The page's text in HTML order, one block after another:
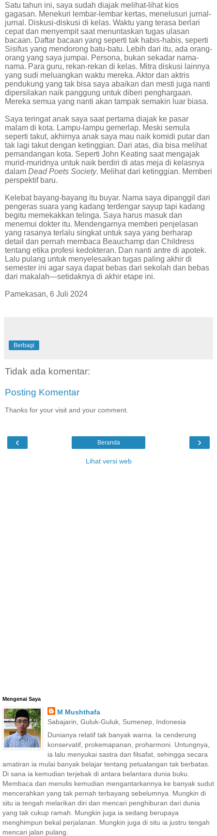
Satu tahun ini, saya sudah diajak melihat-lihat kios
gagasan. Menekuri lembar-lembar kertas, menelusuri jurnal-
jurnal. Diskusi-diskusi di kelas. Waktu yang terasa berlari
cepat dan menyempit saat menuntaskan tugas ulasan
bacaan. Daftar bacaan yang seperti tak habis-habis, seperti
Sisifus yang mendorong batu-batu. Lebih dari itu, ada orang-
orang yang saya jumpai. Persona, bukan sekadar nama-
nama. Para guru, rekan-rekan di kelas. Mitra diskusi lainnya
yang sudi meluangkan waktu mereka. Aktor dan aktris
pendukung yang tak bisa saya abaikan dan mesti juga nanti
dipersilakan naik panggung untuk diberi penghargaan.
Mereka semua yang nanti akan tampak semakin luar biasa.
Saya teringat anak saya saat pertama diajak ke pasar
malam di kota. Lampu-lampu gemerlap. Meski semula
seperti takut, akhirnya anak saya mau naik komidi putar dan
tak lagi takut dengan ketinggian. Dari atas, dia bisa melihat
pemandangan kota. Seperti John Keating saat mengajak
murid-muridnya untuk naik berdiri di atas meja di kelasnya
dalam Dead Poets Society. Melihat dari ketinggian. Memberi
perspektif baru.
Kelebat bayang-bayang itu buyar. Nama saya dipanggil dari
pengeras suara yang kadang terdengar sayup tapi kadang
begitu memekakkan telinga. Saya harus masuk dan
menemui dokter itu. Mendengarnya memberi penjelasan
yang rasanya terlalu singkat untuk saya yang berharap
detail dan pernah membaca Beauchamp dan Childress
tentang etika profesi kedokteran. Dan nanti antre di apotek.
Lalu pulang untuk menyelesaikan tugas paling akhir di
semester ini agar saya dapat bebas dari sekolah dan bebas
dari makalah—setidaknya di akhir etape ini.
Pamekasan, 6 Juli 2024
Berbagi
Tidak ada komentar:
Posting Komentar
Thanks for your visit and your comment.
‹ ›
Beranda
Lihat versi web
Mengenai Saya
M Mushthafa
Sabajarin, Guluk-Guluk, Sumenep, Indonesia
Dunianya relatif tak banyak warna. Ia cenderung
konservatif, prokemapanan, proharmoni. Untungnya,
ia lalu menyukai sastra dan filsafat, sehingga secara
amatiran ia mulai banyak belajar tentang petualangan tak berbatas.
Di sana ia kemudian terjebak di antara belantara dunia buku.
Membaca dan menulis kemudian mengantarkannya ke banyak sudut
mencerahkan yang tak pernah terbayang sebelumnya. Mungkin di
situ ia tengah melarikan diri dan mencari penghiburan dari dunia
yang tak cukup ramah. Mungkin juga ia sedang berupaya
menghimpun bekal perjalanan. Mungkin juga di situ ia justru tengah
mencari jalan pulang.